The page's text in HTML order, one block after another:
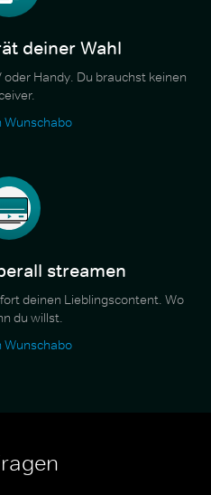
deiner Wahl
Handy. Du brauchst keinen
Wunschabo
streamen
deinen Lieblingscontent. Wo
du willst.
Wunschabo